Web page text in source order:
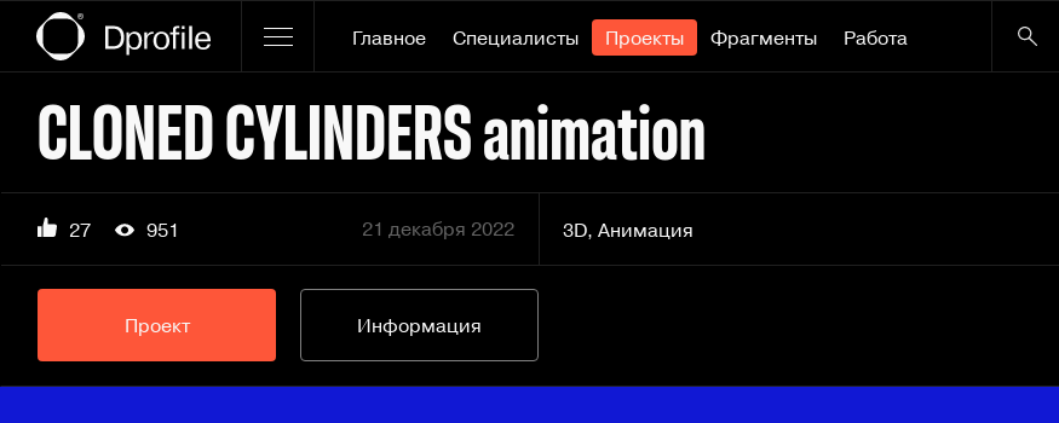
Главное Специалисты Проекты Фрагменты Работа
CLONED CYLINDERS animation
27 951 21 декабря 2022 3D, Анимация
Проект Информация